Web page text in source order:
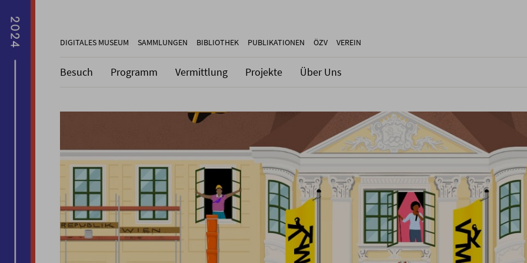
DIGITALES MUSEUM SAMMLUNGEN BIBLIOTHEK PUBLIKATIONEN ÖZV VEREIN
Besuch Programm Vermittlung Projekte Über Uns